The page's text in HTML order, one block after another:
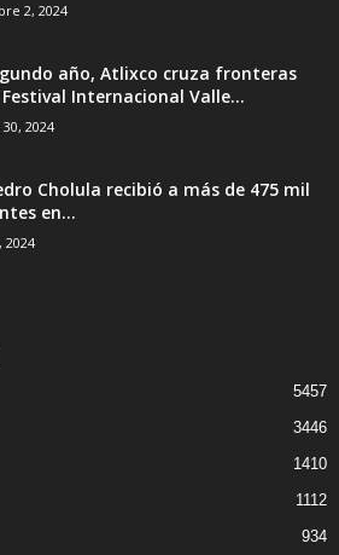
2, 2024
año, Atlixco cruza fronteras
Internacional Valle...
2024
Cholula recibió a más de 475 mil
en...
2024
5457
3446
1410
1112
934